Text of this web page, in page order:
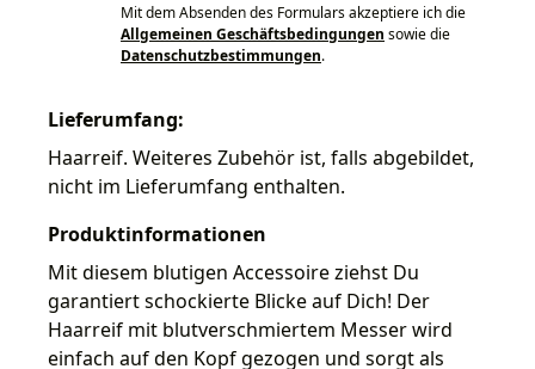
Mit dem Absenden des Formulars akzeptiere ich die
Allgemeinen Geschäftsbedingungen sowie die
Datenschutzbestimmungen.
Lieferumfang:
Haarreif. Weiteres Zubehör ist, falls abgebildet,
nicht im Lieferumfang enthalten.
Produktinformationen
Mit diesem blutigen Accessoire ziehst Du
garantiert schockierte Blicke auf Dich! Der
Haarreif mit blutverschmiertem Messer wird
einfach auf den Kopf gezogen und sorgt als